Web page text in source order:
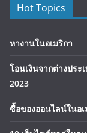
Hot Topics
หางานในอเมริกา
โอนเงินจากต่างปร
2023
ซื้อของออนไลน์ในอเ